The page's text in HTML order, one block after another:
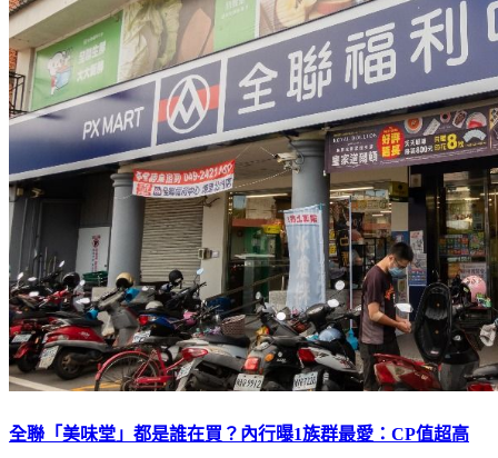
全聯「美味堂」都是誰在買？內行曝1族群最愛：CP值超高